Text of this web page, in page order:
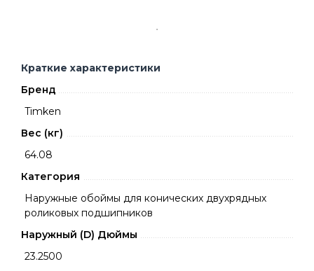
Краткие характеристики
Бренд
Timken
Вес (кг)
64.08
Категория
Наружные обоймы для конических двухрядных
роликовых подшипников
Наружный (D) Дюймы
23.2500